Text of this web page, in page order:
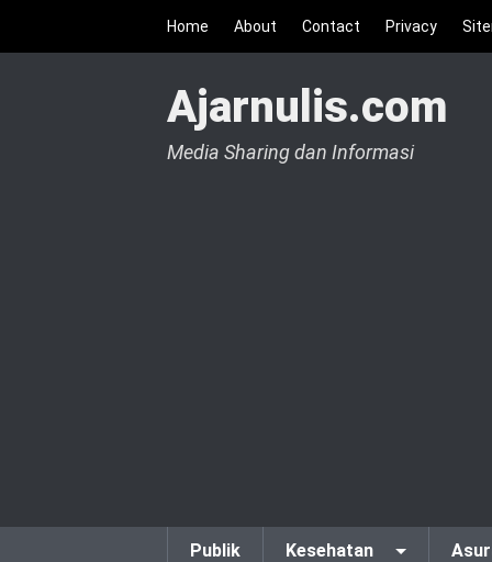
Home About Contact Privacy
Ajarnulis.com
Media Sharing dan Informasi
Publik Kesehatan